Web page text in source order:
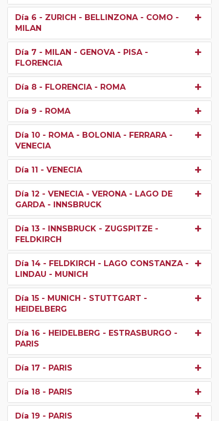
Día 6 - ZURICH - BELLINZONA - COMO -
MILAN
Día 7 - MILAN - GENOVA - PISA -
FLORENCIA
Día 8 - FLORENCIA - ROMA
Día 9 - ROMA
Día 10 - ROMA - BOLONIA - FERRARA -
VENECIA
Día 11 - VENECIA
Día 12 - VENECIA - VERONA - LAGO DE
GARDA - INNSBRUCK
Día 13 - INNSBRUCK - ZUGSPITZE -
FELDKIRCH
Día 14 - FELDKIRCH - LAGO CONSTANZA -
LINDAU - MUNICH
Día 15 - MUNICH - STUTTGART -
HEIDELBERG
Día 16 - HEIDELBERG - ESTRASBURGO -
PARIS
Día 17 - PARIS
Día 18 - PARIS
Día 19 - PARIS